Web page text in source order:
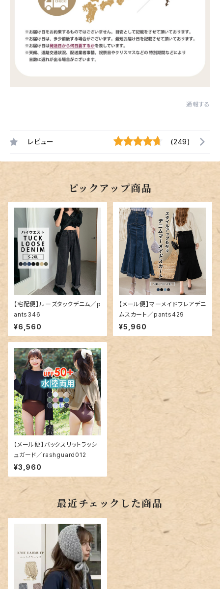
通報する
レビュー (249)
ピックアップ商品
【宅配便】ルーズタックデニム／p
ants346
¥6,560
【メール便】マーメイドフレアデニ
ムスカート／pants429
¥5,960
【メール便】バックスリットラッシ
ュガード／rashguard012
¥3,960
最近チェックした商品